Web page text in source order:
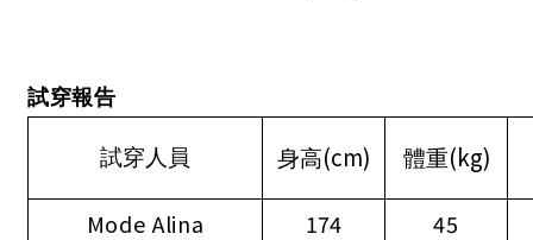
試穿報告
試穿人員 身高(cm) 體重(kg)
Mode Alina 174
45